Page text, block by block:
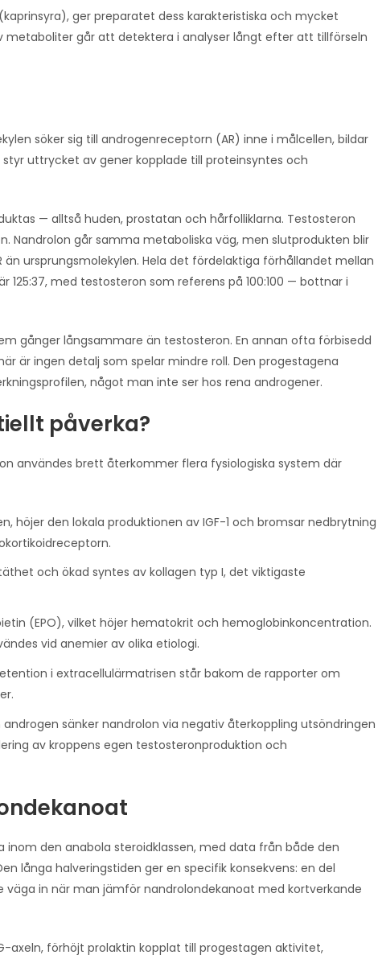
ger preparatet dess karakteristiska och mycket
metaboliter går att detektera i analyser långt efter att tillförseln
söker sig till androgenreceptorn (AR) inne i målcellen, bildar
uttrycket av gener kopplade till proteinsyntes och
— alltså huden, prostatan och hårfolliklarna. Testosteron
Nandrolon går samma metaboliska väg, men slutprodukten blir
ursprungsmolekylen. Hela det fördelaktiga förhållandet mellan
med testosteron som referens på 100:100 — bottnar i
gånger långsammare än testosteron. En annan ofta förbisedd
är ingen detalj som spelar mindre roll. Den progestagena
något man inte ser hos rena androgener.
påverka?
användes brett återkommer flera fysiologiska system där
höjer den lokala produktionen av IGF-1 och bromsar nedbrytning
och ökad syntes av kollagen typ I, det viktigaste
(EPO), vilket höjer hematokrit och hemoglobinkoncentration.
vid anemier av olika etiologi.
i extracellulärmatrisen står bakom de rapporter om
sänker nandrolon via negativ återkoppling utsöndringen
av kroppens egen testosteronproduktion och
den anabola steroidklassen, med data från både den
långa halveringstiden ger en specifik konsekvens: en del
in när man jämför nandrolondekanoat med kortverkande
axeln, förhöjt prolaktin kopplat till progestagen aktivitet,